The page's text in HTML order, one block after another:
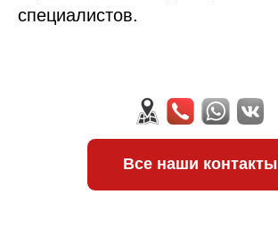
специалистов.
Все наши контакты